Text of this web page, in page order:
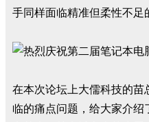
手同样面临精准但柔性不足
在本次论坛上大儒科技的苗
临的痛点问题，给大家介